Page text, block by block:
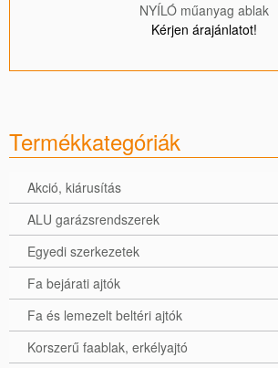
NYÍLÓ műanyag ablak
Kérjen árajánlatot!
Termékkategóriák
Akció, kiárusítás
ALU garázsrendszerek
Egyedi szerkezetek
Fa bejárati ajtók
Fa és lemezelt beltéri ajtók
Korszerű faablak, erkélyajtó